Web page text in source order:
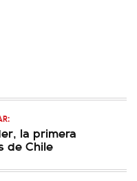
la primera
de Chile